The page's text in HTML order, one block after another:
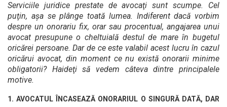
Serviciile juridice prestate de avocaţi sunt scumpe. Cel
puţin, aşa se plânge toată lumea. Indiferent dacă vorbim
despre un onorariu fix, orar sau procentual, angajarea unui
avocat presupune o cheltuială destul de mare în bugetul
oricărei persoane. Dar de ce este valabil acest lucru în cazul
oricărui avocat, din moment ce nu există onorarii minime
obligatorii? Haideţi să vedem câteva dintre principalele
motive.
1. AVOCATUL ÎNCASEAZĂ ONORARIUL O SINGURĂ DATĂ, DAR